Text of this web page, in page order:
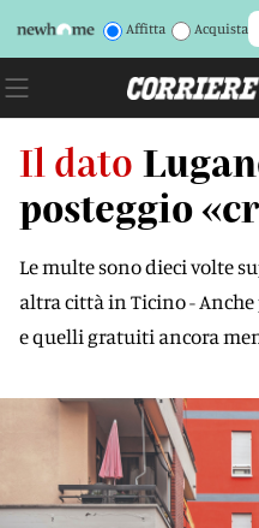
Affitta Acquista
Il dato
posteggio
Le multe sono dieci volte
altra città in Ticino -
e quelli gratuiti ancora